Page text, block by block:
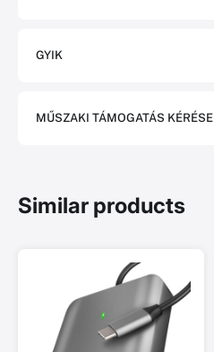
GYIK
MŰSZAKI TÁMOGATÁS KÉRÉSE
Similar products